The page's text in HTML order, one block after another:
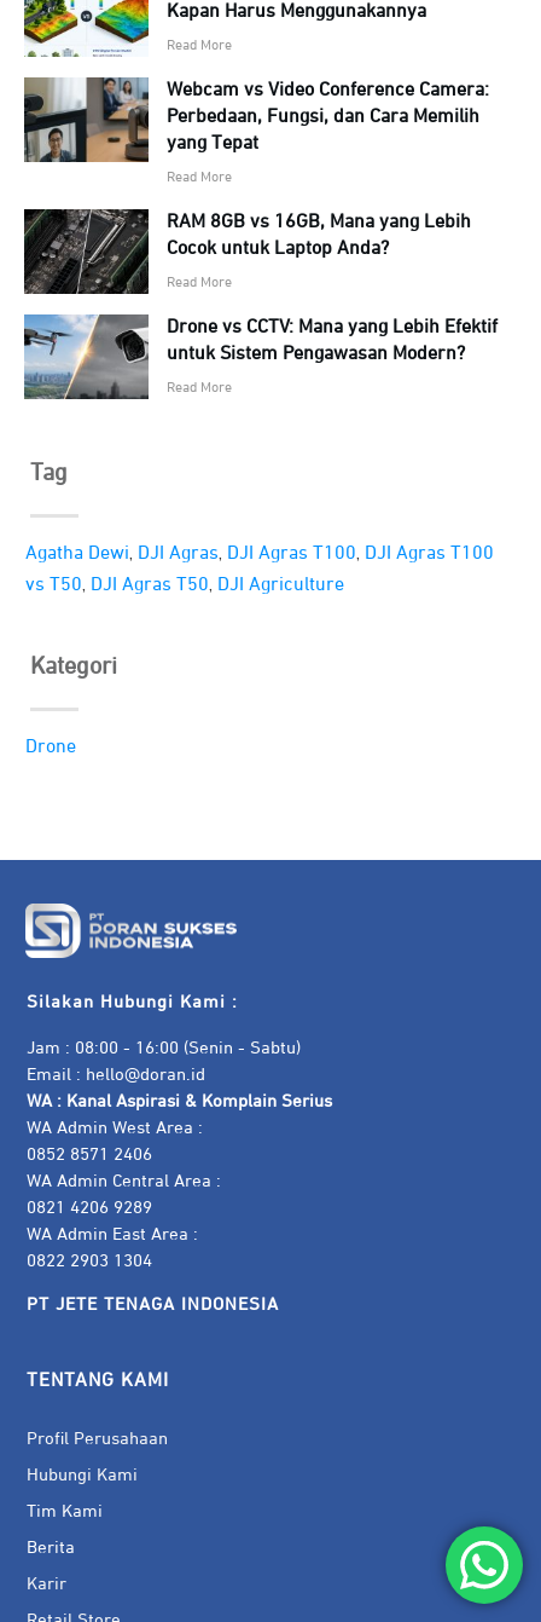
Kapan Harus Menggunakannya
Read More
Webcam vs Video Conference Camera:
Perbedaan, Fungsi, dan Cara Memilih
yang Tepat
Read More
RAM 8GB vs 16GB, Mana yang Lebih
Cocok untuk Laptop Anda?
Read More
Drone vs CCTV: Mana yang Lebih Efektif
untuk Sistem Pengawasan Modern?
Read More
Tag
Agatha Dewi DJI Agras DJI Agras T100
DJI Agras T100
vs T50
DJI Agras T50 DJI Agriculture
Kategori
Drone
Silakan Hubungi Kami :
Jam : 08:00 - 16:00 (Senin - Sabtu)
Email : hello@doran.id
WA : Kanal Aspirasi & Komplain Serius
WA Admin West Area :
0852 8571 2406
WA Admin Central Area :
0821 4206 9289
WA Admin East Area :
0822 2903 1304
PT JETE TENAGA INDONESIA
TENTANG KAMI
Profil Perusahaan
Hubungi Kami
Tim Kami
Berita
Karir